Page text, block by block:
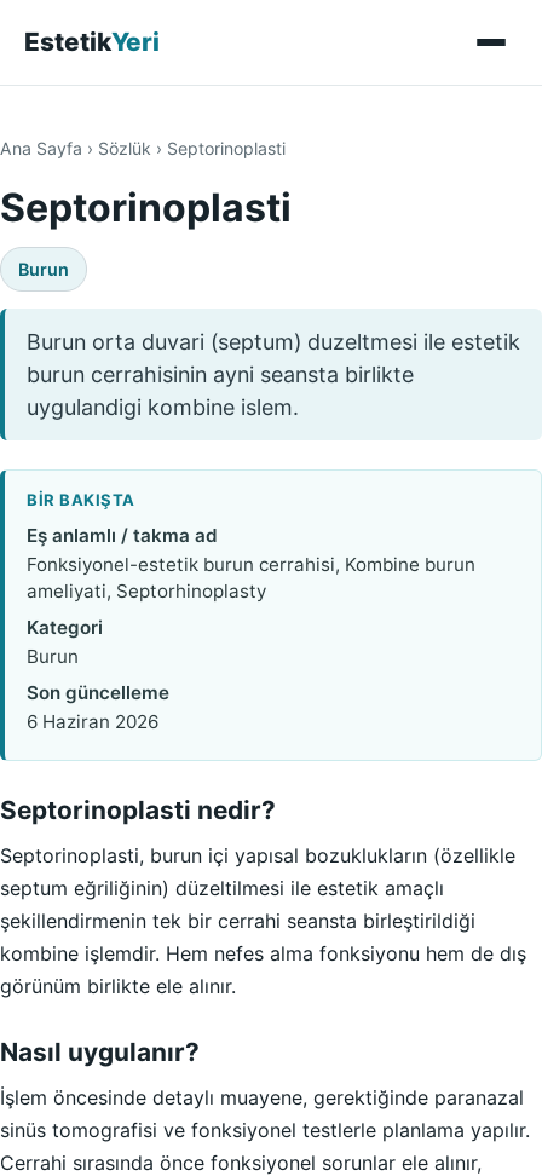
EstetikYeri
Ana Sayfa › Sözlük › Septorinoplasti
Septorinoplasti
Burun
Burun orta duvari (septum) duzeltmesi ile estetik
burun cerrahisinin ayni seansta birlikte
uygulandigi kombine islem.
BIR BAKIŞTA
Eş anlamlı / takma ad
Fonksiyonel-estetik burun cerrahisi, Kombine burun
ameliyati, Septorhinoplasty
Kategori
Burun
Son güncelleme
6 Haziran 2026
Septorinoplasti nedir?
Septorinoplasti, burun içi yapısal bozuklukların (özellikle
septum eğriliğinin) düzeltilmesi ile estetik amaçlı
şekillendirmenin tek bir cerrahi seansta birleştirildiği
kombine işlemdir. Hem nefes alma fonksiyonu hem de dış
görünüm birlikte ele alınır.
Nasıl uygulanır?
İşlem öncesinde detaylı muayene, gerektiğinde paranazal
sinüs tomografisi ve fonksiyonel testlerle planlama yapılır.
Cerrahi sırasında önce fonksiyonel sorunlar ele alınır,